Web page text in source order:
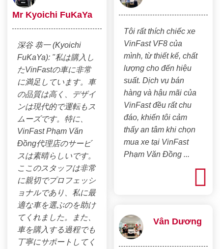
Mr Kyoichi FuKaYa
深谷 恭一 (Kyoichi
FuKaYa): "私は購入し
たVinFastの車に非常
に満足しています。車
の品質は高く、デザイ
ンは現代的で運転もス
ムーズです。特に、
VinFast Phạm Văn
Đồng代理店のサービ
スは素晴らしいです。
ここのスタッフは非常
に親切でプロフェッシ
ョナルであり、私に最
適な車を選ぶのを助け
てくれました。また、
車を購入する過程でも
丁寧にサポートしてく
Tôi rất thích chiếc xe
VinFast VF8 của
mình, từ thiết kế, chất
lượng cho đến hiệu
suất. Dịch vụ bán
hàng và hậu mãi của
VinFast đều rất chu
đáo, khiến tôi cảm
thấy an tâm khi chọn
mua xe tại VinFast
Phạm Văn Đồng ...
Vân Dương